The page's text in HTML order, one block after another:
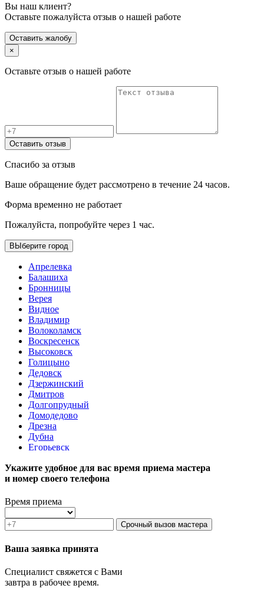
Вы наш клиент?
Оставьте пожалуйста отзыв о нашей работе
Оставить жалобу
×
Оставьте отзыв о нашей работе
Оставить отзыв
Спасибо за отзыв
Ваше обращение будет рассмотрено в течение 24 часов.
Форма временно не работает
Пожалуйста, попробуйте через 1 час.
ВЫберите город
Апрелевка
Балашиха
Бронницы
Верея
Видное
Владимир
Волоколамск
Воскресенск
Высоковск
Голицыно
Дедовск
Дзержинский
Дмитров
Долгопрудный
Домодедово
Дрезна
Дубна
Егорьевск
Жуковский
Зарайск
Зеленоград
Ивантеевка
Истра
Кашира
Клин
Королёв
Котельники
Укажите удобное для вас время приема мастера
и номер своего телефона
Время приема
Срочный вызов мастера
Ваша заявка принята
Специалист свяжется с Вами
завтра в рабочее время.